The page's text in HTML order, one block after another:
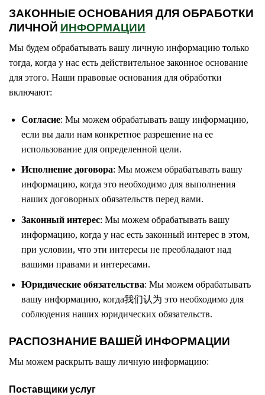
ЗАКОННЫЕ ОСНОВАНИЯ ДЛЯ ОБРАБОТКИ
ЛИЧНОЙ ИНФОРМАЦИИ
Мы будем обрабатывать вашу личную информацию только
тогда, когда у нас есть действительное законное основание
для этого. Наши правовые основания для обработки
включают:
Согласие: Мы можем обрабатывать вашу информацию,
если вы дали нам конкретное разрешение на ее
использование для определенной цели.
Исполнение договора: Мы можем обрабатывать вашу
информацию, когда это необходимо для выполнения
наших договорных обязательств перед вами.
Законный интерес: Мы можем обрабатывать вашу
информацию, когда у нас есть законный интерес в этом,
при условии, что эти интересы не преобладают над
вашими правами и интересами.
Юридические обязательства: Мы можем обрабатывать
вашу информацию, когда我们认为 это необходимо для
соблюдения наших юридических обязательств.
РАСПОЗНАНИЕ ВАШЕЙ ИНФОРМАЦИИ
Мы можем раскрыть вашу личную информацию:
Поставщики услуг